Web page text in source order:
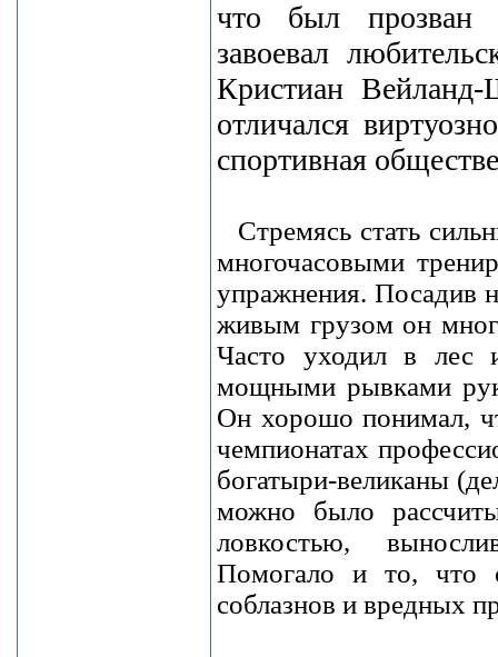
что был прозван
завоевал
Кристиан
отличался
спортивная
Стремясь стать
многочасовыми
упражнения. Посадив
живым грузом он
Часто уходил в лес
мощными рывками рук
Он хорошо понимал,
чемпионатах
богатыри-великаны
можно было
ловкостью,
Помогало и то, что
соблазнов и вредных